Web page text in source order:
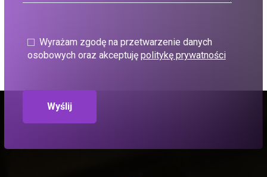
Wyrażam zgodę na przetwarzenie danych
osobowych oraz akceptuję politykę prywatności